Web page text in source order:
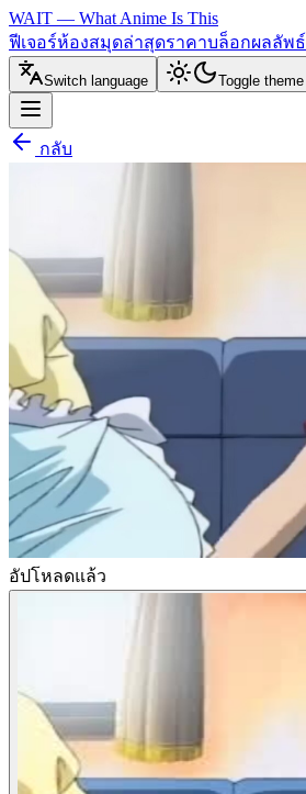
WAIT — What Anime Is This
ฟีเจอร์ห้องสมุดล่าสุดราคาบล็อกผลลัพธ์
Switch language Toggle theme
กลับ
อัปโหลดแล้ว